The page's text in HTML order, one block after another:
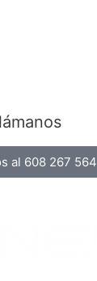
al 608 267 564